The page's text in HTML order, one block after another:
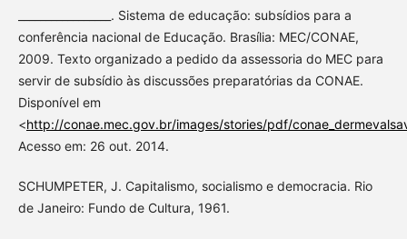
_________________. Sistema de educação: subsídios para a
conferência nacional de Educação. Brasília: MEC/CONAE,
2009. Texto organizado a pedido da assessoria do MEC para
servir de subsídio às discussões preparatórias da CONAE.
Disponível em
<http://conae.mec.gov.br/images/stories/pdf/
Acesso em: 26 out. 2014.
SCHUMPETER, J. Capitalismo, socialismo e democracia. Rio
de Janeiro: Fundo de Cultura, 1961.